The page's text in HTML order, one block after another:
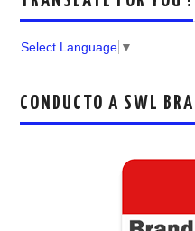
Select Language ▼
CONDUCTO A SWL